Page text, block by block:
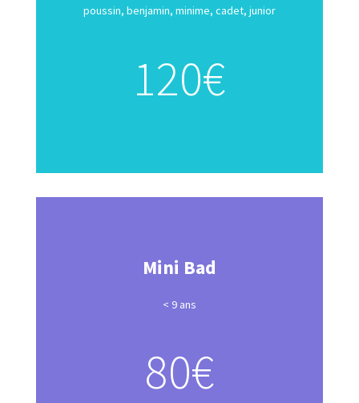
poussin, benjamin, minime, cadet, junior
120€
Mini Bad
< 9 ans
80€